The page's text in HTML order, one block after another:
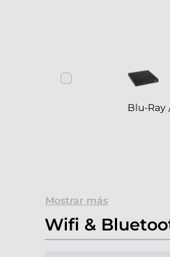
Blu-Ray
Mostrar más
Wifi &